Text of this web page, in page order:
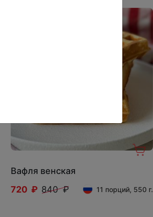
Вафля венская
720 ₽ 840 ₽ 11 порций, 550 г.